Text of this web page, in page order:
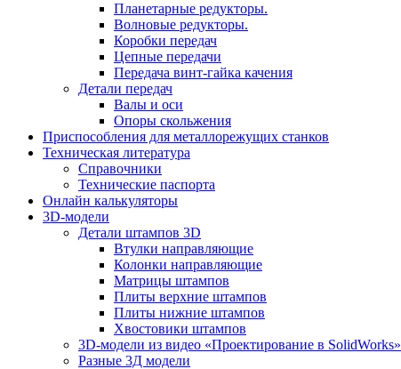
Планетарные редукторы.
Волновые редукторы.
Коробки передач
Цепные передачи
Передача винт-гайка качения
Детали передач
Валы и оси
Опоры скольжения
Приспособления для металлорежущих станков
Техническая литература
Справочники
Технические паспорта
Онлайн калькуляторы
3D-модели
Детали штампов 3D
Втулки направляющие
Колонки направляющие
Матрицы штампов
Плиты верхние штампов
Плиты нижние штампов
Хвостовики штампов
3D-модели из видео «Проектирование в SolidWorks»
Разные 3Д модели